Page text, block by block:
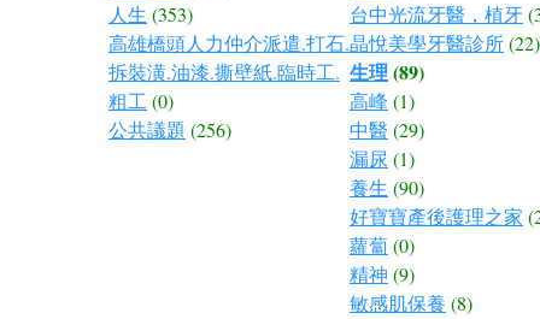
人生 (353)
高雄橋頭人力仲介派遣.打石.
拆裝潢.油漆.撕壁紙.臨時工.
粗工(0)
公共議題 (256)
台中光流牙醫，植牙
晶悅美學牙醫診所(22)
生理 (89)
高峰 (1)
中醫(29)
漏尿 (1)
養生 (90)
好寶寶產後護理之家
蘿蔔(0)
精神 (9)
敏感肌保養 (8)